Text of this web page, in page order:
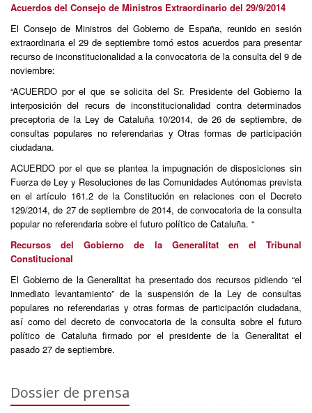
Acuerdos del Consejo de Ministros Extraordinario del 29/9/2014
El Consejo de Ministros del Gobierno de España, reunido en sesión
extraordinaria el 29 de septiembre tomó estos acuerdos para presentar
recurso de inconstitucionalidad a la convocatoria de la consulta del 9 de
noviembre:
“ACUERDO por el que se solicita del Sr. Presidente del Gobierno la
interposición del recurs de inconstitucionalidad contra determinados
preceptoria de la Ley de Cataluña 10/2014, de 26 de septiembre, de
consultas populares no referendarias y Otras formas de participación
ciudadana.
ACUERDO por el que se plantea la impugnación de disposiciones sin
Fuerza de Ley y Resoluciones de las Comunidades Autónomas prevista
en el artículo 161.2 de la Constitución en relaciones con el Decreto
129/2014, de 27 de septiembre de 2014, de convocatoria de la consulta
popular no referendaria sobre el futuro político de Cataluña. “
Recursos del Gobierno de la Generalitat en el Tribunal
Constitucional
El Gobierno de la Generalitat ha presentado dos recursos pidiendo “el
inmediato levantamiento” de la suspensión de la Ley de consultas
populares no referendarias y otras formas de participación ciudadana,
así como del decreto de convocatoria de la consulta sobre el futuro
político de Cataluña firmado por el presidente de la Generalitat el
pasado 27 de septiembre.
Dossier de prensa